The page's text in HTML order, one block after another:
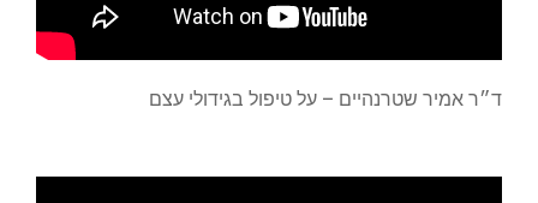
ד״ר אמיר שטרנהיים – על טיפול בגידולי עצם